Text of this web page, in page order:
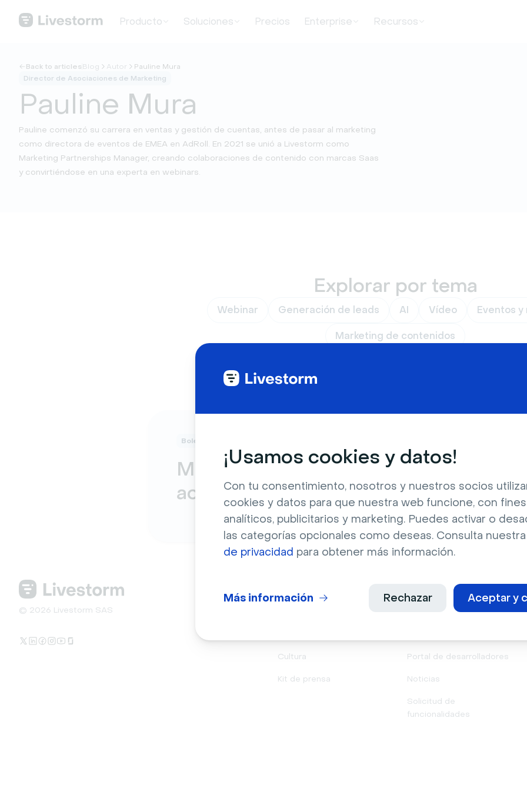
¡Usamos cookies y datos!
Con tu consentimiento, nosotros y nuestros socios
cookies y datos para que nuestra web funcione, con fines
analíticos, publicitarios y marketing. Puedes activar o
las categorías opcionales como deseas. Consulta nuestra
de privacidad para obtener más información.
Aceptar y
Rechazar
Más información
Producto Soluciones Precios Enterprise Recursos
Back to articles Blog Autor Pauline Mura
Director de Asociaciones de Marketing
Pauline Mura
Pauline comenzó su carrera en ventas y gestión de cuentas, antes de pasar al marketing
como directora de eventos de EMEA en AdRoll. En 2021 se unió a Livestorm como
Marketing Partnerships Manager, creando colaboraciones de contenido con marcas Saas
y convirtiéndose en una experta en webinars.
Explorar por tema
Webinar Generación de leads AI Vídeo Eventos y
Marketing de contenidos
Boletín informativo
Mantente en contacto con las noticias
actualizaciones de Livestorm.
© 2026 Livestorm SAS
Cultura
Kit de prensa
Funcionalidades
Portal de desarrolladores
Noticias
Solicitud de
funcionalidades